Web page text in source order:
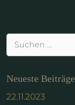
Suchen
Neueste Beiträge
22.11.2023